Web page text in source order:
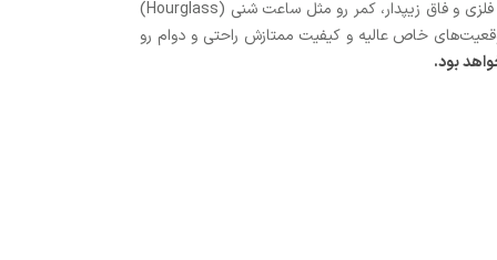
، واردکننده مستقیم و بدون واسطه گجت‌های کاربردیه که با طراحی ایتالیایی، جنس نایلون و اسپندکس، 3 ردیف قلاب فلزی و فاق زیپدار، کمر رو مثل ساعت شنی (Hourglass)
خاص عالیه و کیفیت ممتازش راحتی و دوام رو
بود.